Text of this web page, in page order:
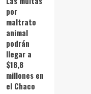
por
maltrato
animal
podrán
llegar a
$18,8
millones en
el Chaco